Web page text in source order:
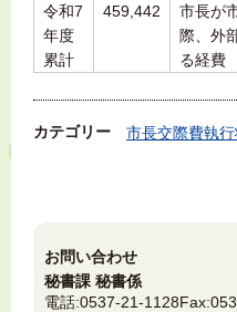
令和7
年度
累計
459,442
市長が
際、外
る経費
カテゴリー 市長交際費執行
お問い合わせ
秘書課 秘書係
電話:0537-21-1128Fax: